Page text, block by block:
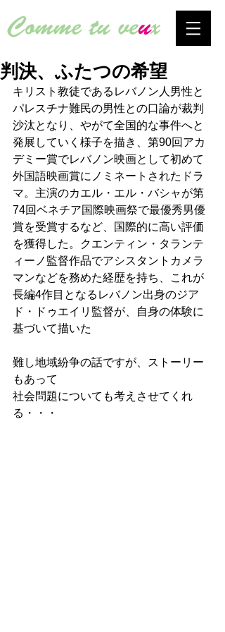
判決、ふたつの希望
キリスト教徒であるレバノン人男性と
パレスチナ難民の男性との口論が裁判
沙汰となり、やがて全国的な事件へと
発展していく様子を描き、第90回アカ
デミー賞でレバノン映画として初めて
外国語映画賞にノミネートされたドラ
マ。主演のカエル・エル・バシャが第
74回ベネチア国際映画祭で最優秀男優
賞を受賞するなど、国際的に高い評価
を獲得した。クエンティン・タランテ
ィーノ監督作品でアシスタントカメラ
マンなどを務めた経歴を持ち、これが
長編4作目となるレバノン出身のジア
ド・ドゥエイリ監督が、自身の体験に
基づいて描いた
難し地域紛争の話ですが、ストーリー
もあって
社会問題についても考えさせてくれ
る・・・